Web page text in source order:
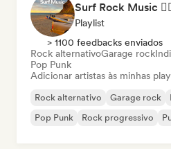
Surf Rock Music
Playlist
> 1100 feedbacks enviados
Rock alternativoGarage rock
Pop Punk
Adicionar artistas às minhas
Rock alternativo Garage rock
Pop Punk
Rock progressivo